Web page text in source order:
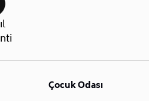
Çocuk Odası